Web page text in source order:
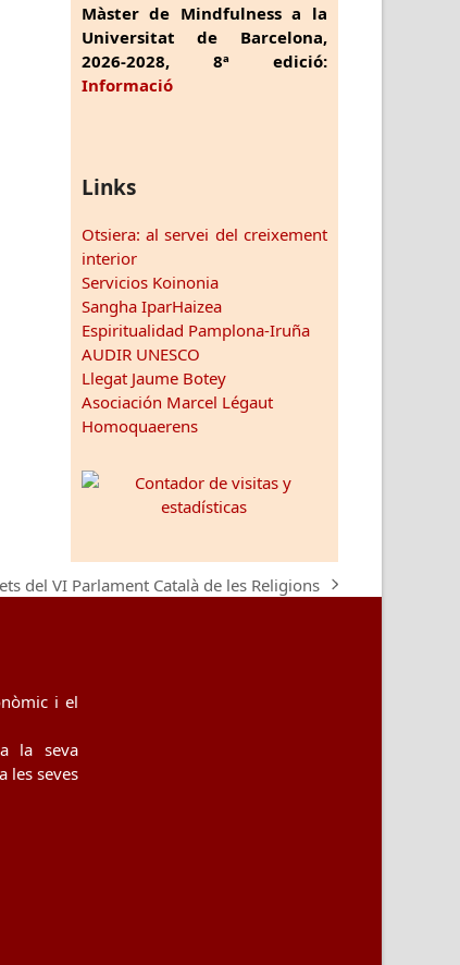
Màster de Mindfulness a la
Universitat de Barcelona,
2026-2028, 8ª edició:
Informació
Links
Otsiera: al servei del creixement
interior
Servicios Koinonia
Sangha IparHaizea
Espiritualidad Pamplona-Iruña
AUDIR UNESCO
Llegat Jaume Botey
Asociación Marcel Légaut
Homoquaerens
del VI Parlament Català de les Religions
i el
la seva
les seves